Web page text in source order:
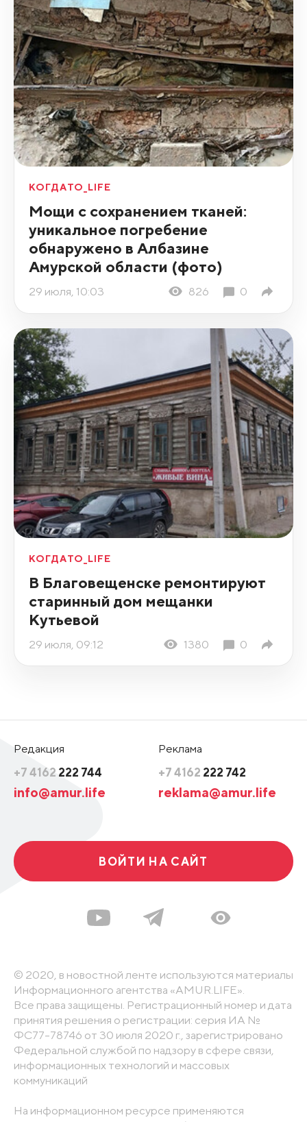
КОГДАТО_LIFE
Мощи с сохранением тканей:
уникальное погребение
обнаружено в Албазине
Амурской области (фото)
29 июля, 10:03 826 0
КОГДАТО_LIFE
В Благовещенске ремонтируют
старинный дом мещанки
Кутьевой
29 июля, 09:12 1380 0
Редакция
+7 4162 222 744
info@amur.life
Реклама
+7 4162 222 742
reklama@amur.life
ВОЙТИ НА САЙТ
© 2020, в новостной ленте используются материалы
Информационного агентства «AMUR.LIFE».
Все права защищены. Регистрационный номер и дата
принятия решения о регистрации: серия ИА №
ФС77-78746 от 30 июля 2020 г., зарегистрировано
Федеральной службой по надзору в сфере связи,
информационных технологий и массовых
коммуникаций
На информационном ресурсе применяются